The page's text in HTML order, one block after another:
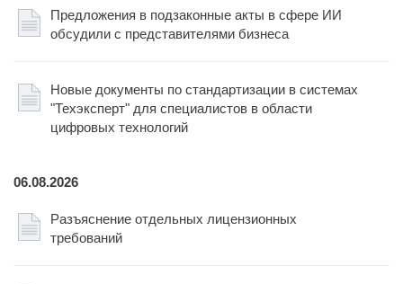
Предложения в подзаконные акты в сфере ИИ
обсудили с представителями бизнеса
Новые документы по стандартизации в системах
"Техэксперт" для специалистов в области
цифровых технологий
06.08.2026
Разъяснение отдельных лицензионных
требований